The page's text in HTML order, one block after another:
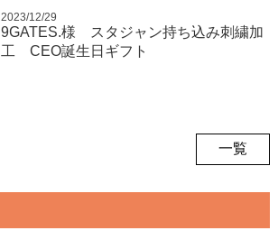
2023/12/29
9GATES.様 スタジャン持ち込み刺繍加
工 CEO誕生日ギフト
一覧